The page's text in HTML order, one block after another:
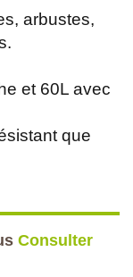
arbustes,
et 60L avec
que
Consulter